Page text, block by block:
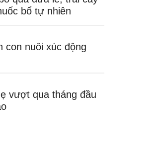
bổ tự nhiên
con nuôi xúc động
vượt qua tháng đầu